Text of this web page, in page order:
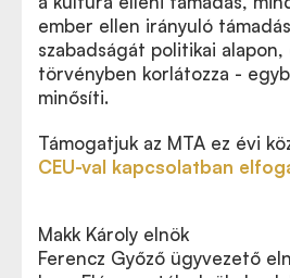
ember ellen irányuló
szabadságát politikai
törvényben korlátozza -
minősíti.
Támogatjuk az MTA ez évi
CEU-val kapcsolatban
Makk Károly elnök
Ferencz Győző ügyvezető